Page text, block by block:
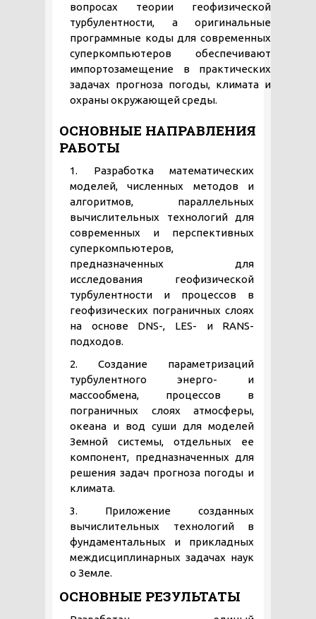
вопросах теории геофизической
турбулентности, а оригинальные
программные коды для современных
суперкомпьютеров обеспечивают
импортозамещение в практических
задачах прогноза погоды, климата и
охраны окружающей среды.
ОСНОВНЫЕ НАПРАВЛЕНИЯ
РАБОТЫ
1. Разработка математических
моделей, численных методов и
алгоритмов, параллельных
вычислительных технологий для
современных и перспективных
суперкомпьютеров,
предназначенных для
исследования геофизической
турбулентности и процессов в
геофизических пограничных слоях
на основе DNS-, LES- и RANS-
подходов.
2. Создание параметризаций
турбулентного энерго- и
массообмена, процессов в
пограничных слоях атмосферы,
океана и вод суши для моделей
Земной системы, отдельных ее
компонент, предназначенных для
решения задач прогноза погоды и
климата.
3. Приложение созданных
вычислительных технологий в
фундаментальных и прикладных
междисциплинарных задачах наук
о Земле.
ОСНОВНЫЕ РЕЗУЛЬТАТЫ